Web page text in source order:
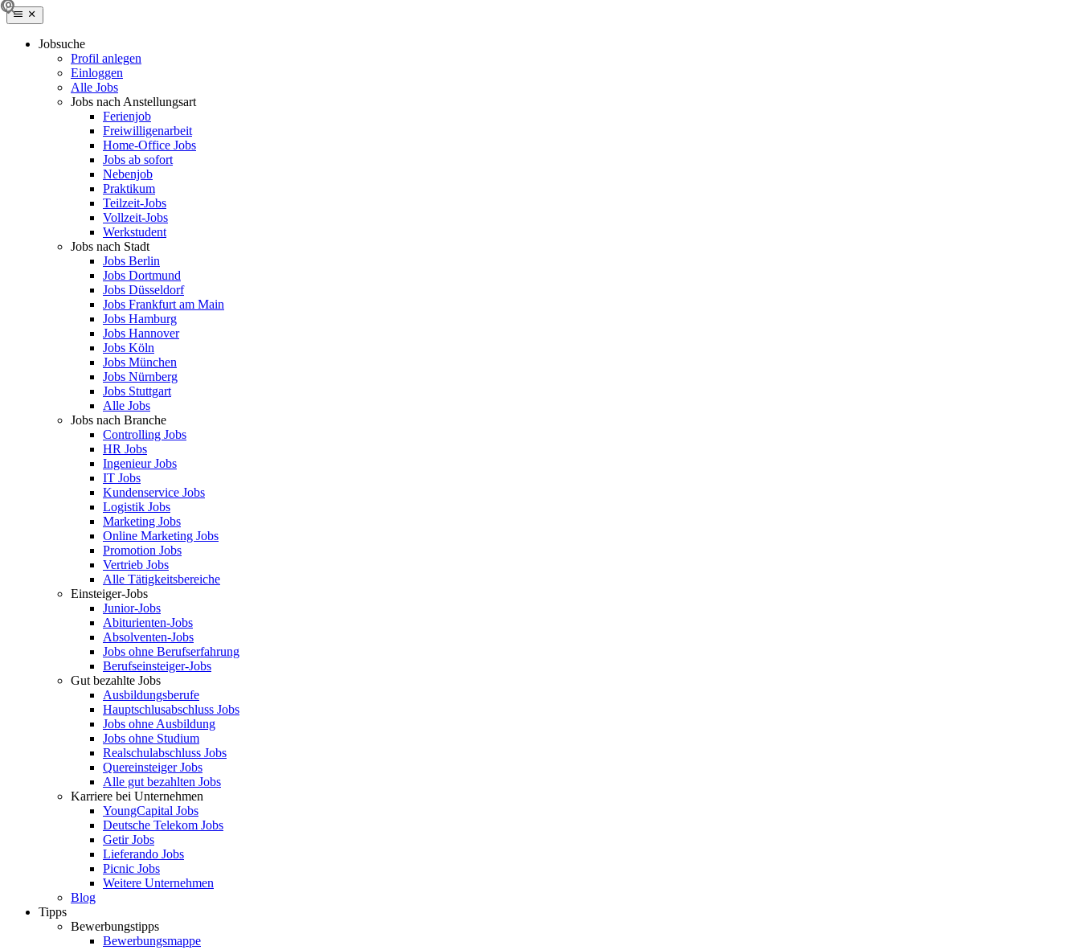
Jobsuche
Profil anlegen
Einloggen
Alle Jobs
Jobs nach Anstellungsart
Ferienjob
Freiwilligenarbeit
Home-Office Jobs
Jobs ab sofort
Nebenjob
Praktikum
Teilzeit-Jobs
Vollzeit-Jobs
Werkstudent
Jobs nach Stadt
Jobs Berlin
Jobs Dortmund
Jobs Düsseldorf
Jobs Frankfurt am Main
Jobs Hamburg
Jobs Hannover
Jobs Köln
Jobs München
Jobs Nürnberg
Jobs Stuttgart
Alle Jobs
Jobs nach Branche
Controlling Jobs
HR Jobs
Ingenieur Jobs
IT Jobs
Kundenservice Jobs
Logistik Jobs
Marketing Jobs
Online Marketing Jobs
Promotion Jobs
Vertrieb Jobs
Alle Tätigkeitsbereiche
Einsteiger-Jobs
Junior-Jobs
Abiturienten-Jobs
Absolventen-Jobs
Jobs ohne Berufserfahrung
Berufseinsteiger-Jobs
Gut bezahlte Jobs
Ausbildungsberufe
Hauptschlusabschluss Jobs
Jobs ohne Ausbildung
Jobs ohne Studium
Realschulabschluss Jobs
Quereinsteiger Jobs
Alle gut bezahlten Jobs
Karriere bei Unternehmen
YoungCapital Jobs
Deutsche Telekom Jobs
Getir Jobs
Lieferando Jobs
Picnic Jobs
Weitere Unternehmen
Blog
Tipps
Bewerbungstipps
Bewerbungsmappe